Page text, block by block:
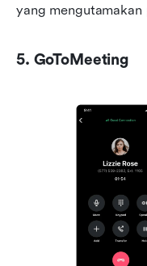
yang
5. GoToMeeting